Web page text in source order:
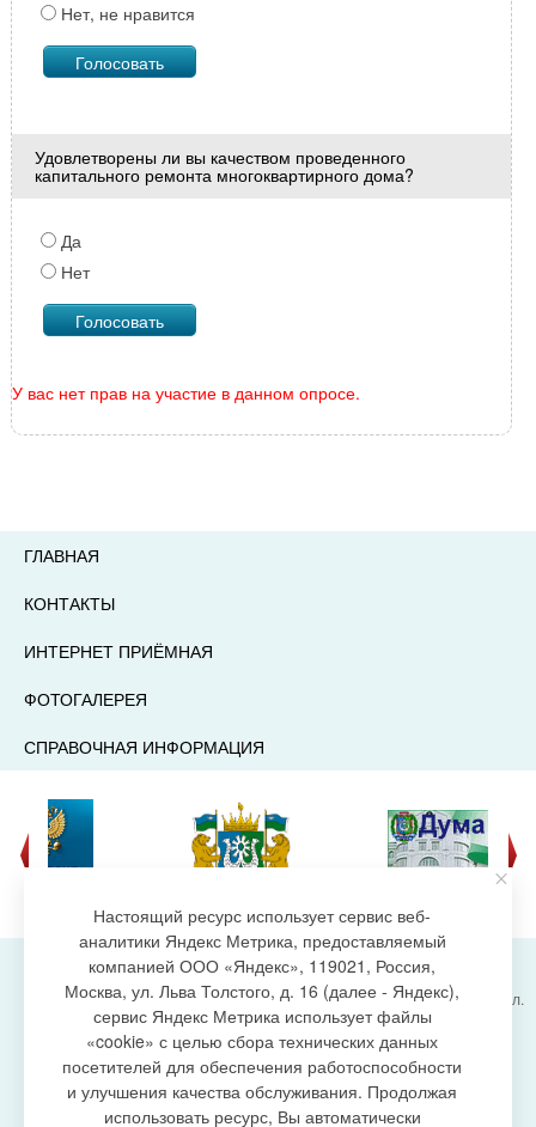
Нет, не нравится
Удовлетворены ли вы качеством проведенного
капитального ремонта многоквартирного дома?
Да
Нет
У вас нет прав на участие в данном опросе.
ГЛАВНАЯ
КОНТАКТЫ
ИНТЕРНЕТ ПРИЁМНАЯ
ФОТОГАЛЕРЕЯ
СПРАВОЧНАЯ ИНФОРМАЦИЯ
создание сайта
Администрация городского поселения Излучинск, ул.
Энергетиков, 6, пгт. Излучинск, Нижневартовский
район,
Ханты-Мансийский автономный округ-Югра
(Тюменская область), 628634
Сетевое изданиеhttps://www.gp-izluchinsk.ru
16+
Настоящий ресурс использует сервис веб-
аналитики Яндекс Метрика, предоставляемый
компанией ООО «Яндекс», 119021, Россия,
Москва, ул. Льва Толстого, д. 16 (далее - Яндекс),
сервис Яндекс Метрика использует файлы
«cookie» с целью сбора технических данных
посетителей для обеспечения работоспособности
и улучшения качества обслуживания. Продолжая
использовать ресурс, Вы автоматически